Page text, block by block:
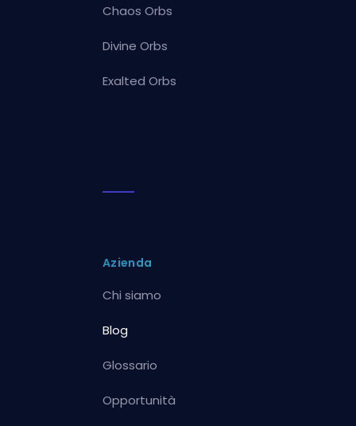
Chaos Orbs
Divine Orbs
Exalted Orbs
Azienda
Chi siamo
Blog
Glossario
Opportunità